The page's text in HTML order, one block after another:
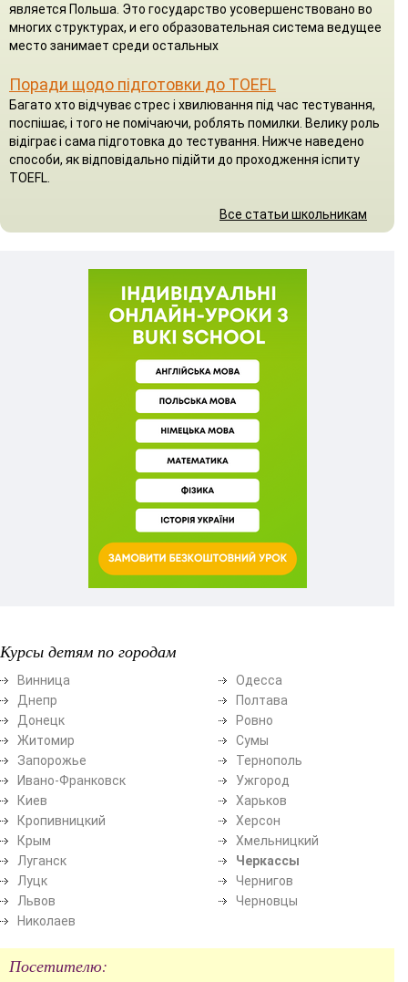
является Польша. Это государство усовершенствовано во
многих структурах, и его образовательная система ведущее
место занимает среди остальных
Поради щодо підготовки до TOEFL
Багато хто відчуває стрес і хвилювання під час тестування,
поспішає, і того не помічаючи, роблять помилки. Велику роль
відіграє і сама підготовка до тестування. Нижче наведено
способи, як відповідально підійти до проходження іспиту
TOEFL.
Все статьи школьникам
Курсы детям по городам
Винница
Днепр
Донецк
Житомир
Запорожье
Ивано-Франковск
Киев
Кропивницкий
Крым
Луганск
Луцк
Львов
Николаев
Одесса
Полтава
Ровно
Сумы
Тернополь
Ужгород
Харьков
Херсон
Хмельницкий
Черкассы
Чернигов
Черновцы
Посетителю: